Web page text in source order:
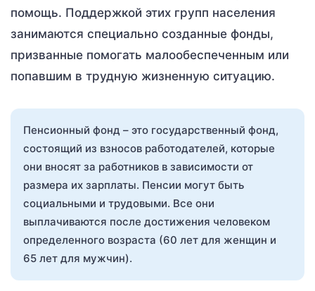
помощь. Поддержкой этих групп населения
занимаются специально созданные фонды,
призванные помогать малообеспеченным или
попавшим в трудную жизненную ситуацию.
Пенсионный фонд – это государственный фонд,
состоящий из взносов работодателей, которые
они вносят за работников в зависимости от
размера их зарплаты. Пенсии могут быть
социальными и трудовыми. Все они
выплачиваются после достижения человеком
определенного возраста (60 лет для женщин и
65 лет для мужчин).